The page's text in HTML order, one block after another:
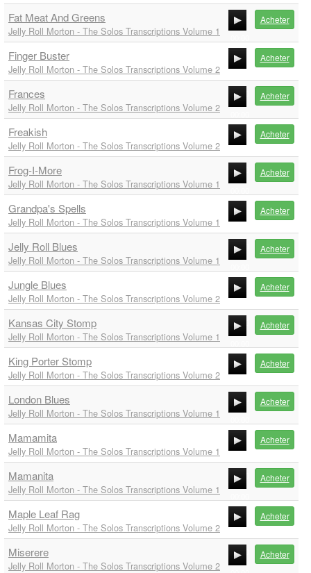
00:00
Fat Meat And Greens
Jelly Roll Morton - The Solos Transcriptions Volume 1
00:00
Acheter
Finger Buster
Jelly Roll Morton - The Solos Transcriptions Volume 2
00:00
Acheter
Frances
Jelly Roll Morton - The Solos Transcriptions Volume 2
00:00
Acheter
Freakish
Jelly Roll Morton - The Solos Transcriptions Volume 2
00:00
Acheter
Frog-I-More
Jelly Roll Morton - The Solos Transcriptions Volume 1
00:00
Acheter
Grandpa's Spells
Jelly Roll Morton - The Solos Transcriptions Volume 1
00:00
Acheter
Jelly Roll Blues
Jelly Roll Morton - The Solos Transcriptions Volume 1
00:00
Acheter
Jungle Blues
Jelly Roll Morton - The Solos Transcriptions Volume 2
00:00
Acheter
Kansas City Stomp
Jelly Roll Morton - The Solos Transcriptions Volume 1
00:00
Acheter
King Porter Stomp
Jelly Roll Morton - The Solos Transcriptions Volume 2
00:00
Acheter
London Blues
Jelly Roll Morton - The Solos Transcriptions Volume 1
00:00
Acheter
Mamamita
Jelly Roll Morton - The Solos Transcriptions Volume 1
00:00
Acheter
Mamanita
Jelly Roll Morton - The Solos Transcriptions Volume 1
00:00
Acheter
Maple Leaf Rag
Jelly Roll Morton - The Solos Transcriptions Volume 2
00:00
Acheter
Miserere
Jelly Roll Morton - The Solos Transcriptions Volume 2
Acheter